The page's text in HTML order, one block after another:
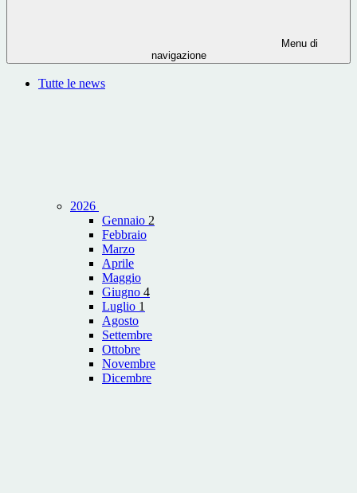
Menu di
navigazione
Tutte le news
2026
Gennaio 2
Febbraio
Marzo
Aprile
Maggio
Giugno 4
Luglio 1
Agosto
Settembre
Ottobre
Novembre
Dicembre